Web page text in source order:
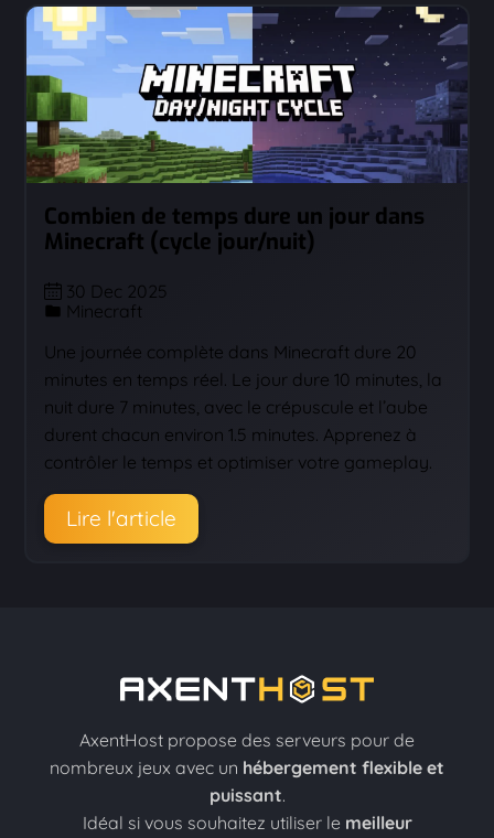
Combien de temps dure un jour dans
Minecraft (cycle jour/nuit)
30 Dec 2025
Minecraft
Une journée complète dans Minecraft dure 20
minutes en temps réel. Le jour dure 10 minutes, la
nuit dure 7 minutes, avec le crépuscule et l’aube
durent chacun environ 1.5 minutes. Apprenez à
contrôler le temps et optimiser votre gameplay.
Lire l'article
AxentHost propose des serveurs pour de
nombreux jeux avec un hébergement flexible et
puissant.
Idéal si vous souhaitez utiliser le meilleur